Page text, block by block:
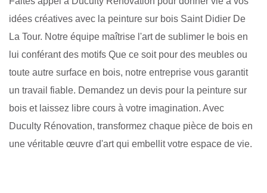
idées créatives avec la peinture sur bois Saint Didier De
La Tour. Notre équipe maîtrise l'art de sublimer le bois en
lui conférant des motifs Que ce soit pour des meubles ou
toute autre surface en bois, notre entreprise vous garantit
un travail fiable. Demandez un devis pour la peinture sur
bois et laissez libre cours à votre imagination. Avec
Duculty Rénovation, transformez chaque pièce de bois en
une véritable œuvre d'art qui embellit votre espace de vie.